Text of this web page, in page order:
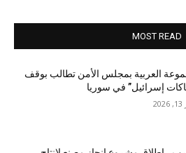
MOST READ
العربية بمجلس الأمن تطالب بوقف
إسرائيل” في سوريا